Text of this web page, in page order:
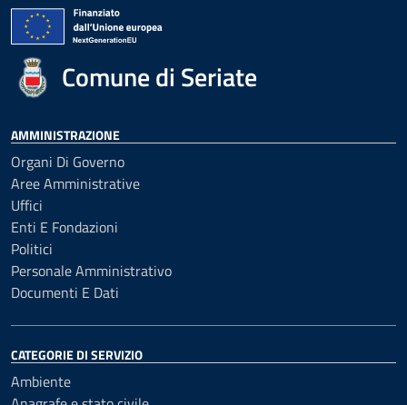
Comune di Seriate
AMMINISTRAZIONE
Organi Di Governo
Aree Amministrative
Uffici
Enti E Fondazioni
Politici
Personale Amministrativo
Documenti E Dati
CATEGORIE DI SERVIZIO
Ambiente